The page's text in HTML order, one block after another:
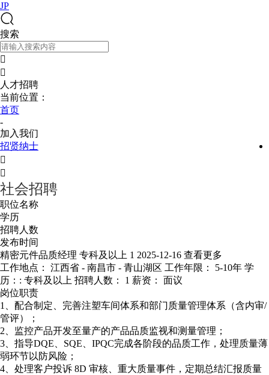
JP
搜索


人才招聘
当前位置：
首页
-
加入我们
招贤纳士


社会招聘
职位名称
学历
招聘人数
发布时间
精密元件品质经理 专科及以上 1 2025-12-16 查看更多
工作地点： 江西省 - 南昌市 - 青山湖区 工作年限： 5-10年 学
历：: 专科及以上 招聘人数： 1 薪资： 面议
岗位职责
1、配合制定、完善注塑车间体系和部门质量管理体系（含内审/
管评）；
2、监控产品开发至量产的产品品质监视和测量管理；
3、指导DQE、SQE、IPQC完成各阶段的品质工作，处理质量薄
弱环节以防风险；
4、处理客户投诉 8D 审核、重大质量事件，定期总结汇报质量